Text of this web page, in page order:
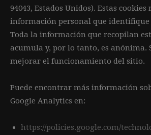
94043, Estados Unidos). Estas
información personal que
Toda la información que recopilan
acumula y, por lo tanto, es anónima.
mejorar el funcionamiento del sitio.
Puede encontrar más información
Google Analytics en:
https://policies.google.com/